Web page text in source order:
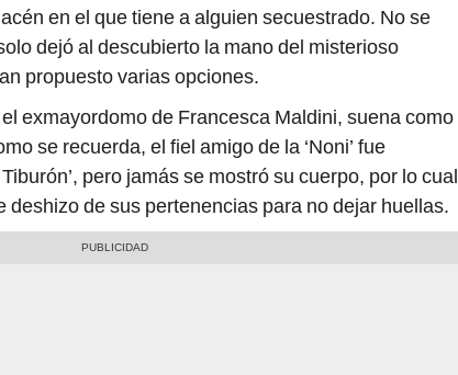
en el que tiene a alguien secuestrado. No se
dejó al descubierto la mano del misterioso
propuesto varias opciones.
exmayordomo de Francesca Maldini, suena como
se recuerda, el fiel amigo de la ‘Noni’ fue
pero jamás se mostró su cuerpo, por lo cual
deshizo de sus pertenencias para no dejar huellas.